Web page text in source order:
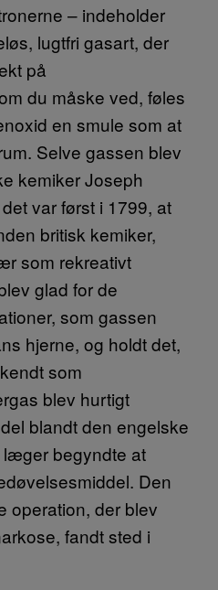
– indeholder
lugtfri gasart, der
på
du måske ved, føles
en smule som at
Selve gassen blev
kemiker Joseph
var først i 1799, at
britisk kemiker,
som rekreativt
glad for de
som gassen
hjerne, og holdt det,
som
blev hurtigt
blandt den engelske
begyndte at
Den
operation, der blev
fandt sted i